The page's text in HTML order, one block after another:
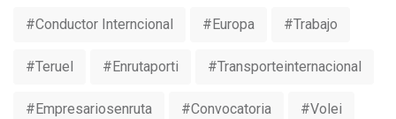
#conductor Interncional #europa #trabajo
#Teruel #Enrutaporti #Transporteinternacional
#Empresariosenruta #convocatoria #volei